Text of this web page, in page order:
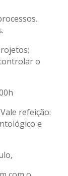
o
refeição:
e